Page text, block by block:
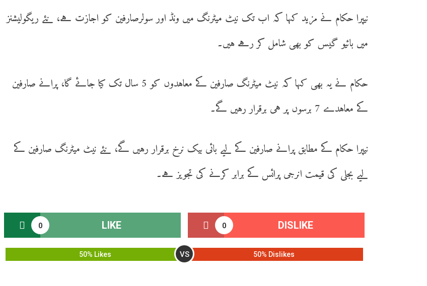
نیپرا حکام نے مزید کہا کہ اب تک نیٹ میٹرنگ میں ونڈ اور سولرصارفین کو اجازت ہے، نئے ریگولیشنز
میں بائیو گیس کو بھی شامل کر رہے ہیں۔
حکام نے یہ بھی کہا کہ نیٹ میٹرنگ صارفین کے معاہدوں کو 5 سال تک کیا جائے گا، پرانے صارفین
کے معاہدے 7 برسوں پر ہی برقرار رہیں گے۔
نیپرا حکام کے مطابق پرانے صارفین کے لیے بائی بیک نرخ برقرار رہیں گے، نئے نیٹ میٹرنگ صارفین کے
لیے بجلی کی قیمت انرجی پرائس کے برابر کرنے کی تجویز ہے۔
0 LIKE 0 DISLIKE
50% Likes VS 50% Dislikes